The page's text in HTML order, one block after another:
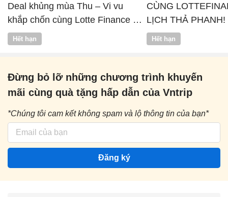
Deal khủng mùa Thu – Vi vu
khắp chốn cùng Lotte Finance x
Vntrip
Hết hạn
CÙNG
LỊCH THẢ PHANH!
Hết hạn
Đừng bỏ lỡ những chương trình khuyến
mãi cùng quà tặng hấp dẫn của Vntrip
*Chúng tôi cam kết không spam và lộ thông tin của bạn*
Đăng ký